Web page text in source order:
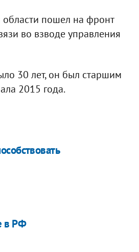
пошел на фронт
во взводе управления
30 лет, он был старшим
2015 года.
в РФ